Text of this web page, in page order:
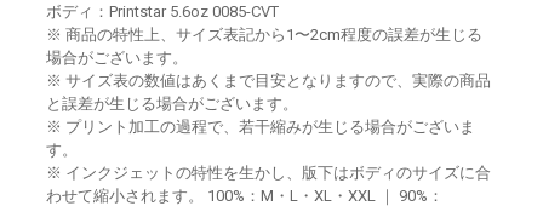
ボディ：Printstar 5.6oz 0085-CVT
※ 商品の特性上、サイズ表記から1〜2cm程度の誤差が生じる
場合がございます。
※ サイズ表の数値はあくまで目安となりますので、実際の商品
と誤差が生じる場合がございます。
※ プリント加工の過程で、若干縮みが生じる場合がございま
す。
※ インクジェットの特性を生かし、版下はボディのサイズに合
わせて縮小されます。 100%：M・L・XL・XXL ｜ 90%：